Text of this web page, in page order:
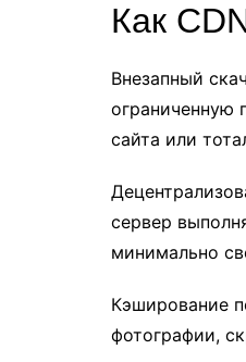
Как
Внезапный
ограниченную
сайта или
сервер
минимально
Кэширование
фотографии,